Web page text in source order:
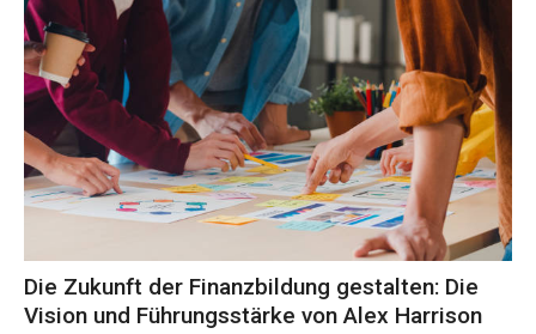
Die Zukunft der Finanzbildung gestalten: Die
Vision und Führungsstärke von Alex Harrison